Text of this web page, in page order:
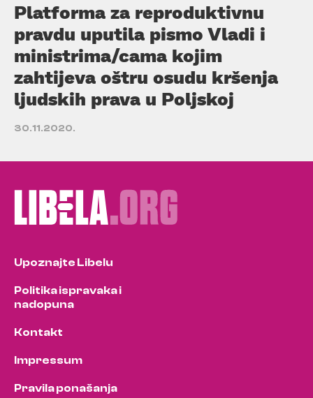
Platforma za reproduktivnu
pravdu uputila pismo Vladi i
ministrima/cama kojim
zahtijeva oštru osudu kršenja
ljudskih prava u Poljskoj
30.11.2020.
Upoznajte Libelu
Politika ispravaka i
nadopuna
Kontakt
Impressum
Pravila ponašanja